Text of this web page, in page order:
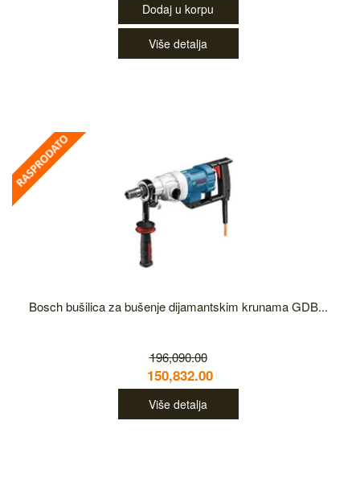
Dodaj u korpu
Više detalja
Bosch bušilica za bušenje dijamantskim krunama GDB...
196,090.00
150,832.00
Više detalja